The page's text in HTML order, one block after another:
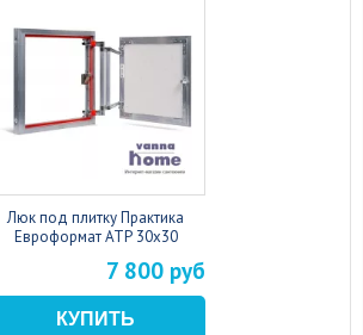
Люк под плитку Практика
Евроформат АТР 30x30
7 800 руб